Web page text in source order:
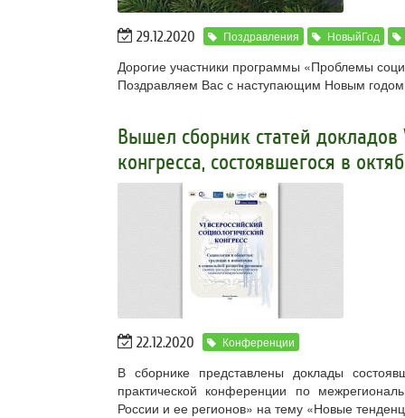
29.12.2020 Поздравления НовыйГод
Дорогие участники программы «Проблемы
Поздравляем Вас с наступающим Новым
Вышел сборник статей докладов
конгресса, состоявшегося в
22.12.2020 Конференции
В сборнике представлены доклады
практической конференции по
России и ее регионов» на тему «Новые